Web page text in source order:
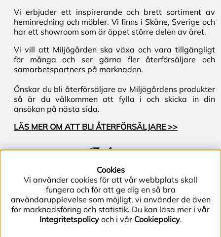
Vi erbjuder ett inspirerande och brett sortiment av
heminredning och möbler. Vi finns i Skåne, Sverige och
har ett showroom som är öppet större delen av året.
Vi vill att Miljögården ska växa och vara tillgängligt
för många och ser gärna fler återförsäljare och
samarbetspartners på marknaden.
Önskar du bli återförsäljare av Miljögårdens produkter
så är du välkommen att fylla i och skicka in din
ansökan på nästa sida.
LÄS MER OM ATT BLI ÅTERFÖRSÄLJARE >>
Följ oss
Cookies
Vi använder cookies för att vår webbplats skall
fungera och för att ge dig en så bra
användarupplevelse som möjligt, vi använder de även
för marknadsföring och statistik. Du kan läsa mer i vår
Integritetspolicyoch i vår Cookiepolicy.